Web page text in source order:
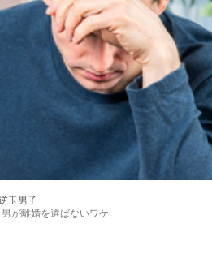
玉男子
が離婚を選ばないワケ